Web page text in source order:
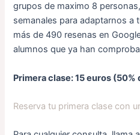
grupos de maximo 8
semanales para adaptarnos a
más de 490 resenas en
alumnos que ya han
Primera clase: 15 euros
Reserva tu primera clase con